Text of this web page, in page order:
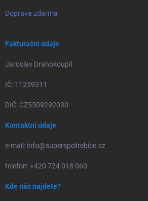
Doprava zdarma
Fakturační údaje
Jaroslav Drahokoupil
IČ: 11259311
DIČ: CZ5509292030
Kontaktní údaje
e-mail: info@superspotrebice.cz
telefon: +420 724 018 060
Kde nás najdete?